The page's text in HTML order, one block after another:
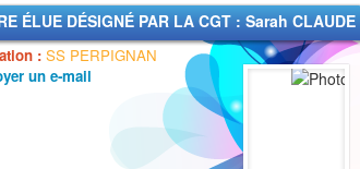
ÉLUE DÉSIGNÉ PAR LA CGT : Sarah CLAUDE
: SS PERPIGNAN
un e-mail